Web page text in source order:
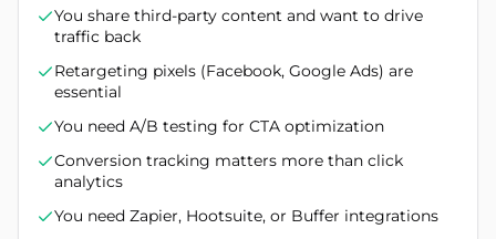
You share third-party content and want to drive
traffic back
Retargeting pixels (Facebook, Google Ads) are
essential
You need A/B testing for CTA optimization
Conversion tracking matters more than click
analytics
You need Zapier, Hootsuite, or Buffer integrations